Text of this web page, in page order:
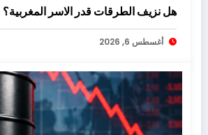
هل نزيف الطرقات قدر الاسر المغربية؟
أغسطس 6, 2026